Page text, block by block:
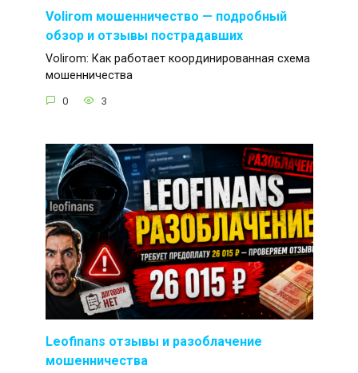
Volirom мошенничество — подробный
обзор и отзывы пострадавших
Volirom: Как работает координированная схема
мошенничества
0 3
Leofinans отзывы и разоблачение
мошенничества